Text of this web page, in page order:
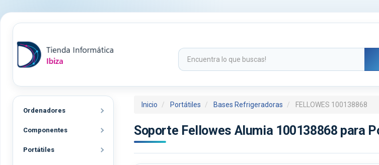
Ordenadores
Componentes
Portátiles
Inicio Portátiles Bases Refrigeradoras FELLOWES 100138868
Soporte Fellowes Alumia 100138868 para